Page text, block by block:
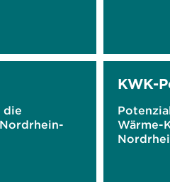
die
KWK-
Wärme-